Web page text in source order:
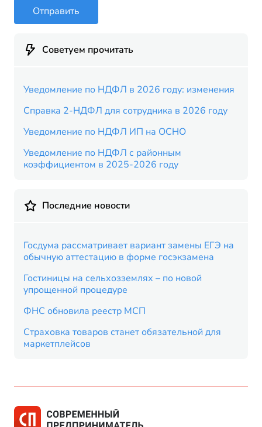
Отправить
Советуем прочитать
Уведомление по НДФЛ в 2026 году: изменения
Справка 2-НДФЛ для сотрудника в 2026 году
Уведомление по НДФЛ ИП на ОСНО
Уведомление по НДФЛ с районным
коэффициентом в 2025-2026 году
Последние новости
Госдума рассматривает вариант замены ЕГЭ на
обычную аттестацию в форме госэкзамена
Гостиницы на сельхозземлях – по новой
упрощенной процедуре
ФНС обновила реестр МСП
Страховка товаров станет обязательной для
маркетплейсов